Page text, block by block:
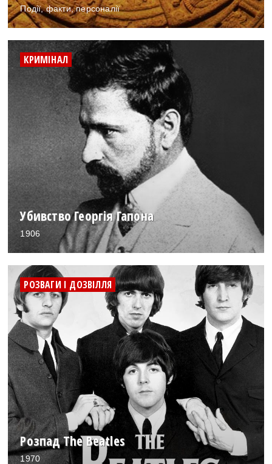
Події, факти, персоналії
КРИМІНАЛ
Убивство Георгія Гапона
1906
РОЗВАГИ І ДОЗВІЛЛЯ
Розпад The Beatles
1970